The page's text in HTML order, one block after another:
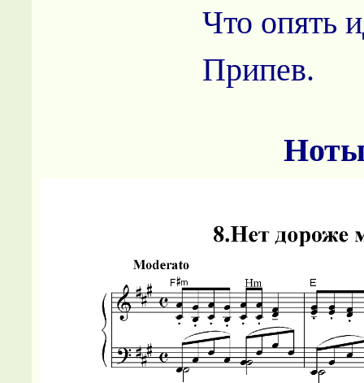
Что опять
Припев.